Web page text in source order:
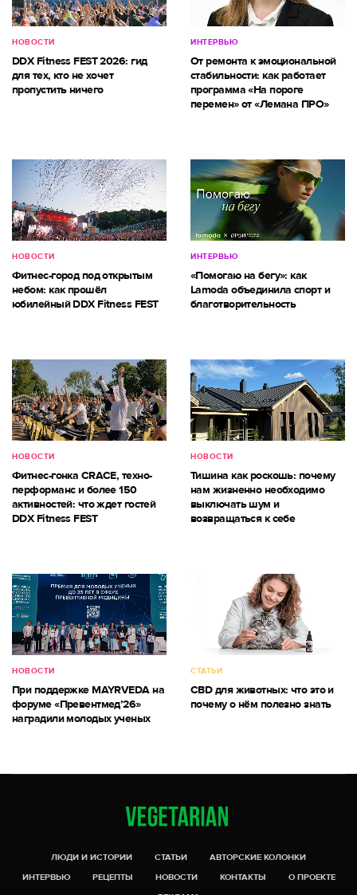
НОВОСТИ
DDX Fitness FEST 2026: гид
для тех, кто не хочет
пропустить ничего
ИНТЕРВЬЮ
От ремонта к эмоциональной
стабильности: как работает
программа «На пороге
перемен» от «Лемана ПРО»
НОВОСТИ
Фитнес-город под открытым
небом: как прошёл
юбилейный DDX Fitness FEST
ИНТЕРВЬЮ
«Помогаю на бегу»: как
Lamoda объединила спорт и
благотворительность
НОВОСТИ
Фитнес-гонка CRACE, техно-
перформанс и более 150
активностей: что ждет гостей
DDX Fitness FEST
НОВОСТИ
Тишина как роскошь: почему
нам жизненно необходимо
выключать шум и
возвращаться к себе
НОВОСТИ
При поддержке MAYRVEDA на
форуме «Превентмед’26»
наградили молодых ученых
СТАТЬИ
CBD для животных: что это и
почему о нём полезно знать
ЛЮДИ И ИСТОРИИ СТАТЬИ
АВТОРСКИЕ КОЛОНКИ
ИНТЕРВЬЮ
РЕЦЕПТЫ НОВОСТИ КОНТАКТЫ
О ПРОЕКТЕ